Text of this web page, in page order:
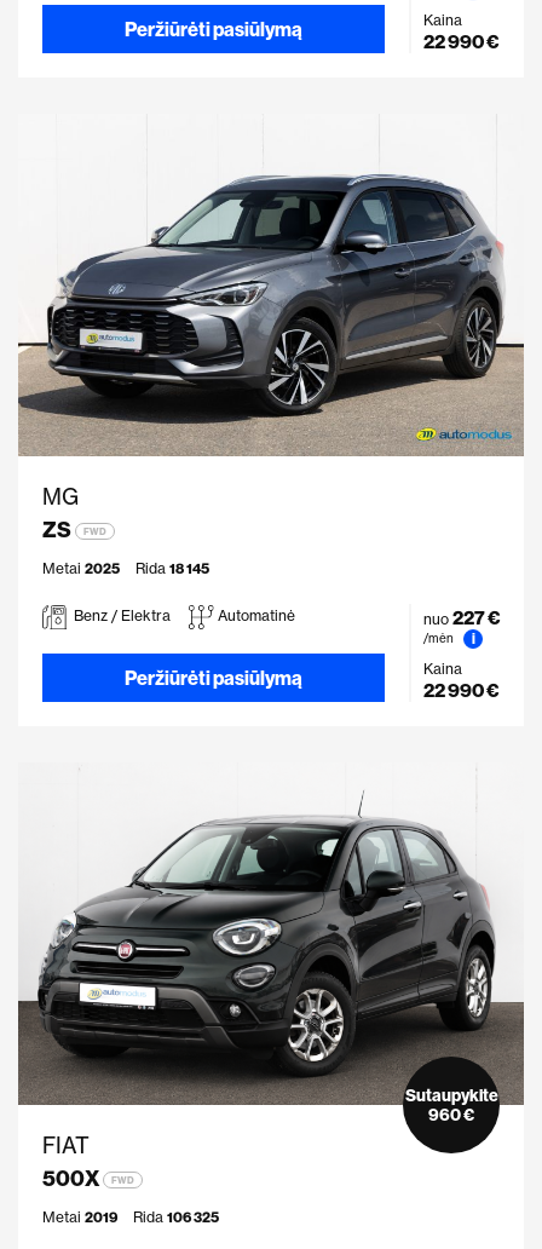
Peržiūrėti pasiūlymą
Kaina
22 990 €
MG
ZS
FWD
Metai 2025 Rida 18 145
Benz / Elektra Automatinė
Peržiūrėti pasiūlymą
nuo 227 €
/mėn
i
Kaina
22 990 €
FIAT
500X
FWD
Metai 2019 Rida 106 325
Sutaupykite
960 €